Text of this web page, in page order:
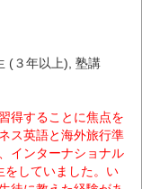
(３年以上), 塾講
得することに焦点を
ス英語と海外旅行準
インターナショナル
をしていました。い